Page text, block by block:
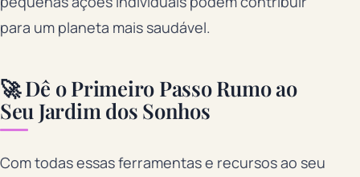
para um planeta mais saudável.
🚀 Dê o Primeiro Passo Rumo ao
Seu Jardim dos Sonhos
Com todas essas ferramentas e recursos ao seu